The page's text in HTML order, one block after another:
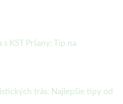
KST Pršany: Tip na
trás: Najlepšie tipy od